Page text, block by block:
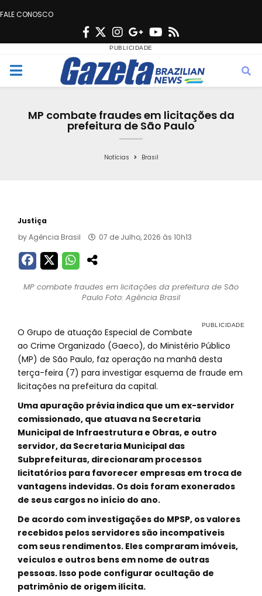
FALE CONOSCO
F
c
e
o
T
w
i
t
e
n
s
t
g
r
a
G
o
o
g
e
Y
u
t
b
s
M
MP combate fraudes em licitações da
prefeitura de São Paulo
Notícias Brasil
Justiça
byAgência Brasil 07 de Julho, 2026 às 10h13
MP combate fraudes em licitações da prefeitura de São
Paulo Foto: Agência Brasil
O Grupo de atuação Especial de Combate
ao Crime Organizado (Gaeco), do Ministério Público
(MP) de São Paulo, faz operação na manhã desta
terça-feira (7) para investigar esquema de fraude em
licitações na prefeitura da capital.
Uma apuração prévia indica que um ex-servidor
comissionado, que atuava na Secretaria
Municipal de Infraestrutura e Obras, e outro
servidor, da Secretaria Municipal das
Subprefeituras, direcionaram processos
licitatórios para favorecer empresas em troca de
vantagens indevidas. Os dois foram exonerados
de seus cargos no início do ano.
De acordo com investigações do MPSP, os valores
recebidos pelos servidores são incompatíveis
com seus rendimentos. Eles compraram imóveis,
veículos e outros bens em nome de outras
pessoas. Isso pode configurar ocultação de
patrimônio de origem ilícita.